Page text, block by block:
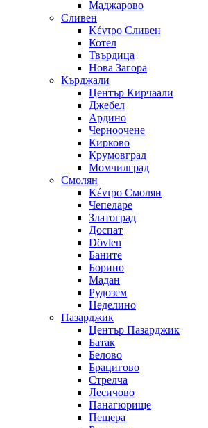
Маджарово
Сливен
Κέντρο Сливен
Котел
Твърдица
Нова Загора
Кърджали
Център Кирчаали
Джебел
Ардино
Черноочене
Кирково
Крумовград
Момчилград
Смолян
Κέντρο Смолян
Чепеларе
Златоград
Доспат
Dövlen
Баните
Борино
Мадан
Рудозем
Неделино
Пазарджик
Център Пазарджик
Батак
Белово
Брацигово
Стрелча
Лесичово
Панагюрище
Пещера